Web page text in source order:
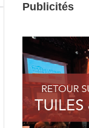
Publicités